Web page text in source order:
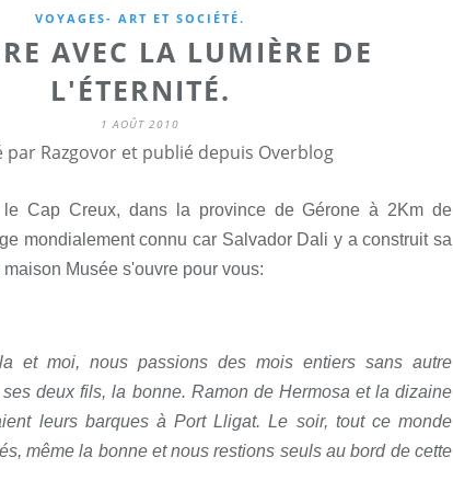
VOYAGES- ART ET SOCIÉTÉ.
AVEC LA LUMIÈRE DE
L'ÉTERNITÉ.
1 AOÛT 2010
par Razgovor et publié depuis Overblog
Cap Creux, dans la province de Gérone à 2Km de
mondialement connu car Salvador Dali y a construit sa
Musée s'ouvre pour vous:
et moi, nous passions des mois entiers sans autre
deux fils, la bonne. Ramon de Hermosa et la dizaine
leurs barques à Port Lligat. Le soir, tout ce monde
même la bonne et nous restions seuls au bord de cette